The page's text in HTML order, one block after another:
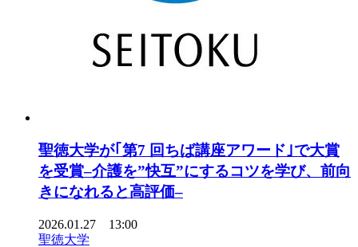
聖徳大学が｢第7 回ちば講座アワード｣で大賞
を受賞–介護を”快互”にするコツを学び、前向
きになれると高評価–
2026.01.27 13:00
聖徳大学